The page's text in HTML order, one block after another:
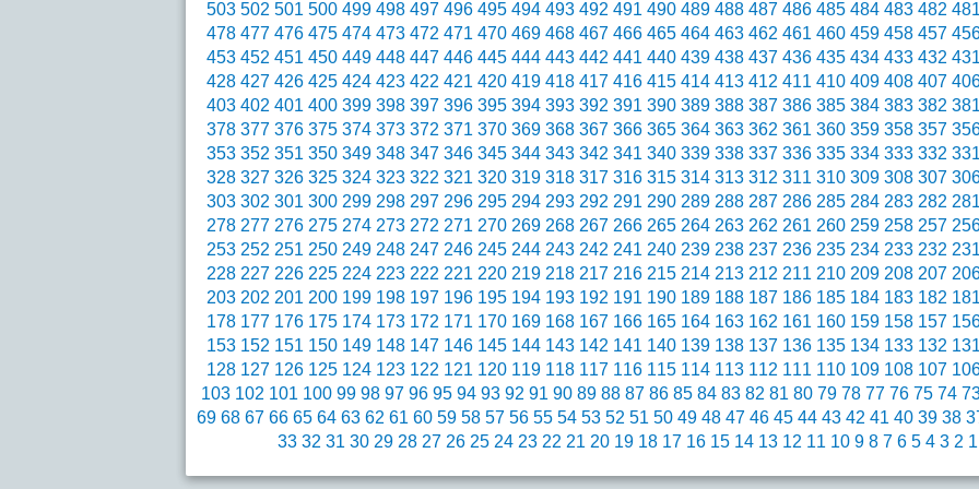
503 502 501 500 499 498 497 496 495 494 493 492 491 490 489 488 487 486 485 484 483 482
478 477 476 475 474 473 472 471 470 469 468 467 466 465 464 463 462 461 460 459 458 457
453 452 451 450 449 448 447 446 445 444 443 442 441 440 439 438 437 436 435 434 433 432
428 427 426 425 424 423 422 421 420 419 418 417 416 415 414 413 412 411 410 409 408 407
403 402 401 400 399 398 397 396 395 394 393 392 391 390 389 388 387 386 385 384 383 382
378 377 376 375 374 373 372 371 370 369 368 367 366 365 364 363 362 361 360 359 358 357
353 352 351 350 349 348 347 346 345 344 343 342 341 340 339 338 337 336 335 334 333 332
328 327 326 325 324 323 322 321 320 319 318 317 316 315 314 313 312 311 310 309 308 307
303 302 301 300 299 298 297 296 295 294 293 292 291 290 289 288 287 286 285 284 283 282
278 277 276 275 274 273 272 271 270 269 268 267 266 265 264 263 262 261 260 259 258 257
253 252 251 250 249 248 247 246 245 244 243 242 241 240 239 238 237 236 235 234 233 232
228 227 226 225 224 223 222 221 220 219 218 217 216 215 214 213 212 211 210 209 208 207
203 202 201 200 199 198 197 196 195 194 193 192 191 190 189 188 187 186 185 184 183 182
178 177 176 175 174 173 172 171 170 169 168 167 166 165 164 163 162 161 160 159 158 157
153 152 151 150 149 148 147 146 145 144 143 142 141 140 139 138 137 136 135 134 133 132
128 127 126 125 124 123 122 121 120 119 118 117 116 115 114 113 112 111 110 109 108 107
103 102 101 100 99 98 97 96 95 94 93 92 91 90 89 88 87 86 85 84 83 82 81 80 79 78 77 76 75 74
69 68 67 66 65 64 63 62 61 60 59 58 57 56 55 54 53 52 51 50 49 48 47 46 45 44 43 42 41 40 39 38
33 32 31 30 29 28 27 26 25 24 23 22 21 20 19 18 17 16 15 14 13 12 11 10 9 8 7 6 5 4 3 2 1